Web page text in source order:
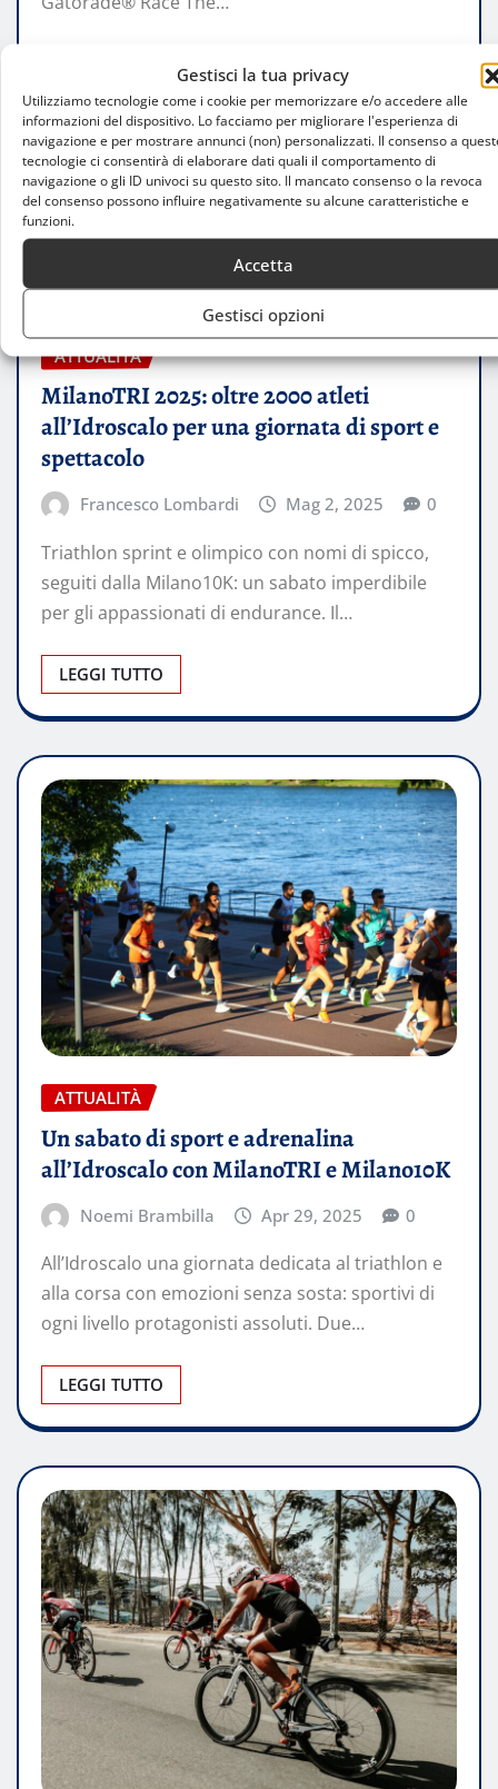
Gestisci la tua privacy
Utilizziamo tecnologie come i cookie per memorizzare e/o accedere alle
informazioni del dispositivo. Lo facciamo per migliorare l'esperienza di
navigazione e per mostrare annunci (non) personalizzati. Il consenso a
tecnologie ci consentirà di elaborare dati quali il comportamento di
navigazione o gli ID univoci su questo sito. Il mancato consenso o la revoca
del consenso possono influire negativamente su alcune caratteristiche e
funzioni.
Accetta
Gestisci opzioni
ATTUALITÀ
MilanoTRI 2025: oltre 2000 atleti
all’Idroscalo per una giornata di sport e
spettacolo
Francesco Lombardi Mag 2, 2025 0
Triathlon sprint e olimpico con nomi di spicco,
seguiti dalla Milano10K: un sabato imperdibile
per gli appassionati di endurance. Il…
LEGGI TUTTO
ATTUALITÀ
Un sabato di sport e adrenalina
all’Idroscalo con MilanoTRI e Milano10K
Noemi Brambilla Apr 29, 2025 0
All’Idroscalo una giornata dedicata al triathlon e
alla corsa con emozioni senza sosta: sportivi di
ogni livello protagonisti assoluti. Due…
LEGGI TUTTO